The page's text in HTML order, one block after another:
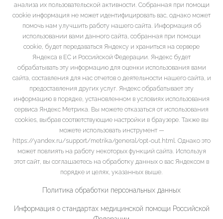
анализа их пользовательской активности. Собранная при помощи
cookie информация не может идентифицировать вас, однако может
помочь нам улучшить работу нашего сайта. Информация об
использовании вами данного сайта, собранная при помощи
cookie, будет передаваться Яндексу и храниться на сервере
Яндекса в ЕС и Российской Федерации. Яндекс будет
обрабатывать эту информацию для оценки использования вами
сайта, составления для нас отчетов о деятельности нашего сайта, и
предоставления других услуг. Яндекс обрабатывает эту
информацию в порядке, установленном в условиях использования
сервиса Яндекс Метрика. Вы можете отказаться от использования
cookies, выбрав соответствующие настройки в браузере. Также вы
можете использовать инструмент —
https://yandex.ru/support/metrika/general/opt-out.html. Однако это
может повлиять на работу некоторых функций сайта. Используя
этот сайт, вы соглашаетесь на обработку данных о вас Яндексом в
порядке и целях, указанных выше.
Политика обработки персональных данных
Информация о стандартах медицинской помощи Российской